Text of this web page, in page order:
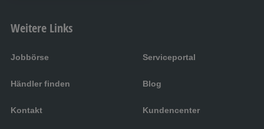
Weitere Links
Jobbörse Serviceportal
Händler finden Blog
Kontakt Kundencenter